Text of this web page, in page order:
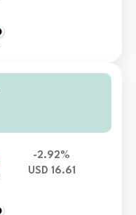
-2.92%
USD 16.61